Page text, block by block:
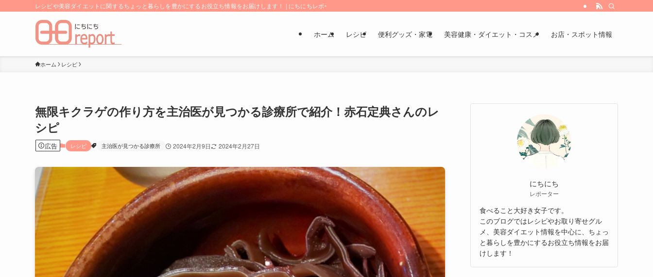
レシピや美容ダイエットに関するちょっと暮らしを豊かにするお役立ち情報をお届けします！ | にちにちレポート
ホーム レシピ 便利グッズ・家電 美容健康・ダイエット・コスメ お店・スポット情報
ホーム レシピ
無限キクラゲの作り方を主治医が見つかる診療所で紹介！赤石定典さんのレ
シピ
広告 レシピ 主治医が見つかる診療所 2024年2月9日 2024年2月27日
にちにち
レポーター
食べること大好き女子です。
このブログではレシピやお取り寄せグル
メ、美容ダイエット情報を中心に、ちょっ
と暮らしを豊かにするお役立ち情報をお届
けします！